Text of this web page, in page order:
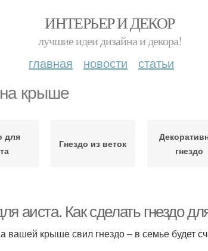
ИНТЕРЬЕР И ДЕКОР
лучшие идеи дизайна и декора!
главная новости статьи
крыше
для
Гнездо из веток
гнездо
аиста. Как сделать гнездо
вашей крыше свил гнездо – в семье будет